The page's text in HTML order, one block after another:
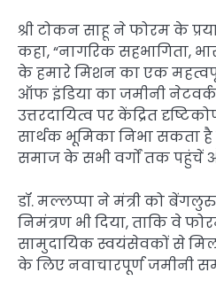
श्री टोकन साहू ने फोरम के
कहा, “नागरिक सहभागिता,
के हमारे मिशन का एक
ऑफ इंडिया का जमीनी
उत्तरदायित्व पर केंद्रित
सार्थक भूमिका निभा सकता है
समाज के सभी वर्गों तक पहुंचें
डॉ. मल्लप्पा ने मंत्री को
निमंत्रण भी दिया, ताकि वे
सामुदायिक स्वयंसेवकों से
के लिए नवाचारपूर्ण जमीनी